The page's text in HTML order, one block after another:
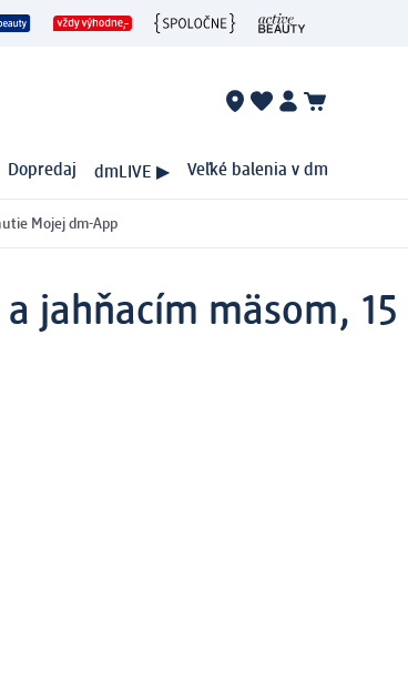
Dopredaj dmLIVE ▶ Veľké balenia v dm
Mojej dm-App
jahňacím mäsom, 15